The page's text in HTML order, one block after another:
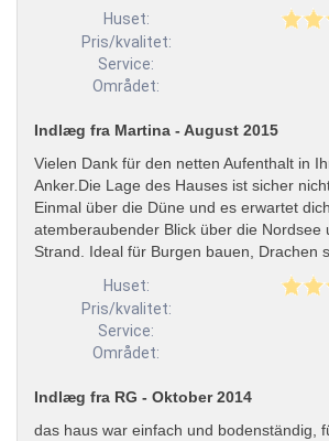
Huset:
Pris/kvalitet:
Service:
Området:
Indlæg fra Martina - August 2015
Vielen Dank für den netten Aufenthalt in
Anker.Die Lage des Hauses ist sicher
Einmal über die Düne und es erwartet
atemberaubender Blick über die Nordsee
Strand. Ideal für Burgen bauen, Drachen
Huset:
Pris/kvalitet:
Service:
Området:
Indlæg fra RG - Oktober 2014
das haus war einfach und bodenständig,